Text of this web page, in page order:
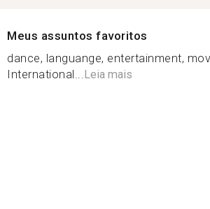
Meus assuntos favoritos
dance, languange, entertainment,
International...Leia mais